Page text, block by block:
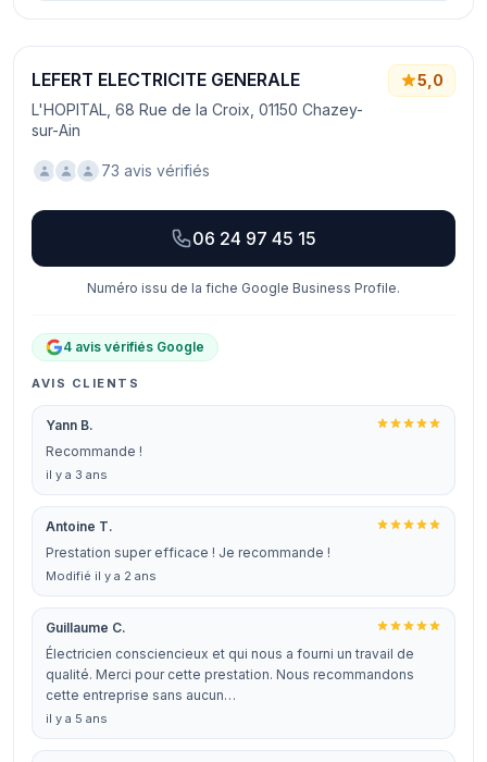
LEFERT ELECTRICITE GENERALE
L'HOPITAL, 68 Rue de la Croix, 01150 Chazey-
sur-Ain
5,0
73 avis vérifiés
06 24 97 45 15
Numéro issu de la fiche Google Business Profile.
4 avis vérifiés Google
AVIS CLIENTS
Yann B.
Recommande !
il y a 3 ans
Antoine T.
Prestation super efficace ! Je recommande !
Modifié il y a 2 ans
Guillaume C.
Électricien consciencieux et qui nous a fourni un travail de
qualité. Merci pour cette prestation. Nous recommandons
cette entreprise sans aucun…
il y a 5 ans